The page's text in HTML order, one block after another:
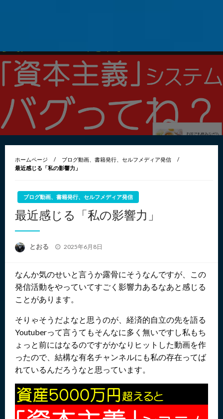
ホームページ
ブログ動画、書籍発行、セルフメディア発信
最近感じる「私の影響力」
ブログ動画、書籍発行、セルフメディア発信
最近感じる「私の影響力」
とおる
投
2025年6月8日
なんか気のせいと言うか露骨にそうなんですが、この
発信活動をやっていてすごく影響力あるなあと感じる
ことがあります。
そりゃそうだよなと思うのが、経済的自立の先を語る
Youtuberって言うてもそんなに多く無いですし私もち
ょっと前にはなるのですがかなりヒットした動画を作
ったので、結構な有名チャンネルにも私の存在ってば
れているんだろうなと思っています。